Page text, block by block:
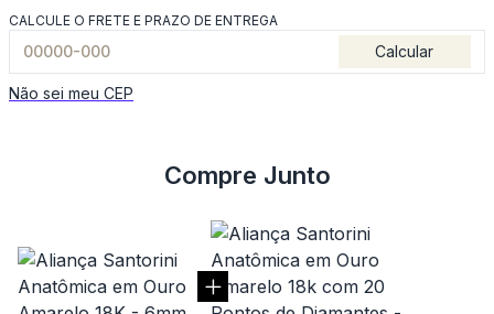
CALCULE O FRETE E PRAZO DE ENTREGA
Calcular
Não sei meu CEP
Compre Junto